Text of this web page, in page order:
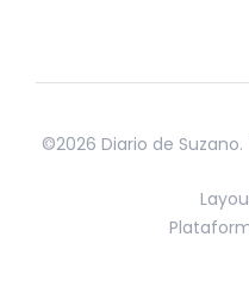
©2026 Diario de